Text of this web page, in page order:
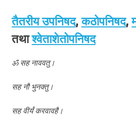
तैतरीय उपनिषद,कठोपनिषद,
तथाश्वेताशेतोपनिषद
ॐ सह नाववतु।
सह नौ भुनक्तु।
सह वीर्यं करवावहै।